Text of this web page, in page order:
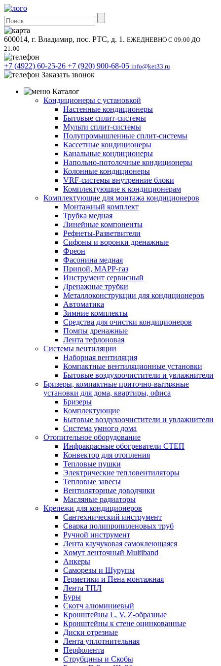
600014, г. Владимир, пос. РТС, д. 1. ЕЖЕДНЕВНО С 09:00 ДО
21:00
+7 (4922) 60-25-26 +7 (920) 900-68-05 info@ket33.ru
Заказать звонок
Каталог
Кондиционеры с установкой
Настенные кондиционеры
Бытовые сплит-системы
Мульти сплит-системы
Полупромышленные сплит-системы
Кассетные кондиционеры
Канальные кондиционеры
Напольно-потолочные кондиционеры
Колонные кондиционеры
VRF-системы внутренние блоки
Комплектующие к кондиционерам
Комплектующие для монтажа кондиционеров
Монтажный комплект
Трубка медная
Линейные компоненты
Рефнеты-Разветвители
Сифоны и воронки дренажные
Фреон
Фасонина медная
Припой, МАРР-газ
Инструмент сервисный
Дренажные трубки
Металлоконструкции для кондиционеров
Автоматика
Зимние комплекты
Средства для очистки кондиционеров
Помпы дренажные
Лента тефлоновая
Системы вентиляции
Наборная вентиляция
Компактные вентиляционные установки
Бытовые воздухоочистители и увлажнители
Бризеры, компактные приточно-вытяжные
установки для дома, квартиры, офиса
Бризеры
Комплектующие
Бытовые воздухоочистители и увлажнители
Система умного дома
Отопительное оборудование
Инфракрасные обогреватели СТЕП
Конвектор для отопления
Тепловые пушки
Электрические тепловентиляторы
Тепловые завесы
Вентиляторные доводчики
Масляные радиаторы
Крепежи для кондиционеров
Сантехнический инструмент
Сварка полипропиленовых труб
Ручной инструмент
Лента каучуковая самоклеющаяся
Хомут ленточный Multiband
Анкеры
Саморезы и Шурупы
Герметики и Пена монтажная
Лента ТПЛ
Буры
Скотч алюминиевый
Кронштейны L, V, Z-образные
Кронштейны к стене оцинкованные
Диски отрезные
Лента уплотнительная
Перфолента
Струбцины и Скобы